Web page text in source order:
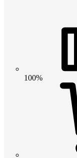
100%